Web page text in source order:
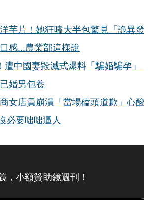
芋片！她狂嗑大半包驚見「詭異發
感...農業部這樣說
遭中國妻毀滅式爆料「騙婚騙孕
婚男包養
女店員崩潰「當場磕頭道歉」心酸
必要咄咄逼人
，小額贊助鏡週刊！